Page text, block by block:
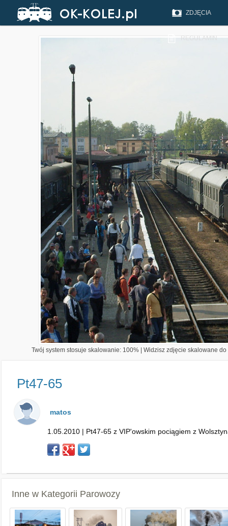
ZDJĘCIA
REGULAMIN
Twój system stosuje skalowanie: 100% | Widzisz zdjęcie skalowane
Pt47-65
matos
1.05.2010 | Pt47-65 z VIP'owskim pociągiem z
Inne w Kategorii Parowozy